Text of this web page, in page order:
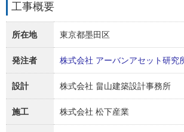
工事概要
所在地 東京都墨田区
発注者 株式会社 アーバンアセット研究
設計 株式会社 畠山建築設計事務所
施工 株式会社 松下産業